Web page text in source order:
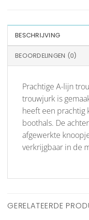
BESCHRIJVING
BEOORDELINGEN (0)
Prachtige A-lijn
trouwjurk is
heeft een prachtig
boothals. De
afgewerkte
verkrijgbaar in de
GERELATEERDE